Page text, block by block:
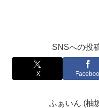
SNSへの投
X
ふぁいん (柚